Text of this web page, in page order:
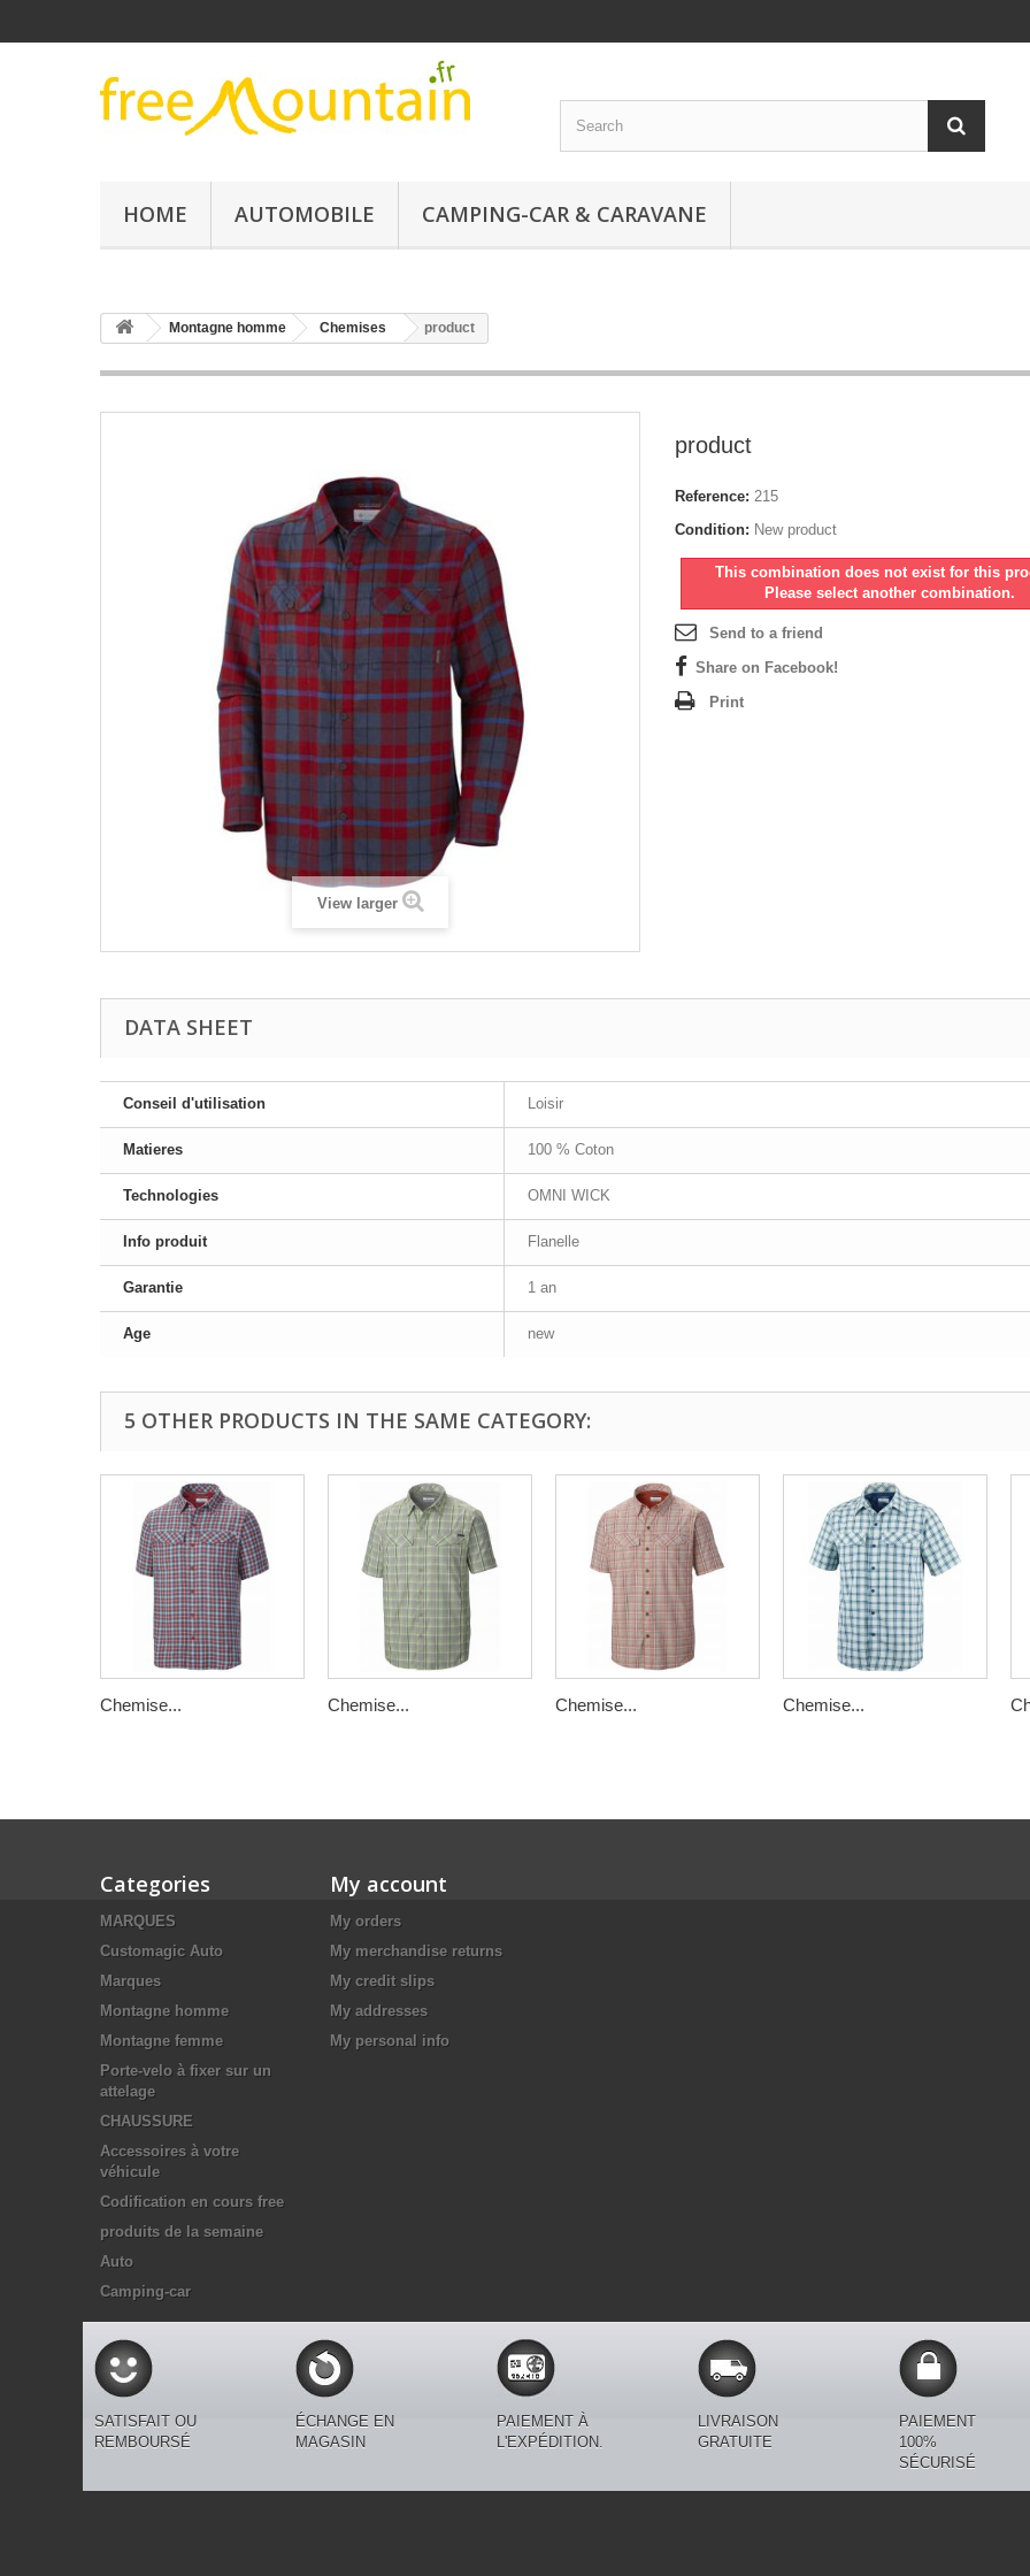
HOME AUTOMOBILE CAMPING-CAR & CARAVANE
Montagne homme Chemises product
View larger
product
Reference: 215
Condition: New product
This combination does not exist for this
Please select another combination.
Send to a friend
Share on Facebook!
Print
DATA SHEET
Conseil d'utilisation Loisir
Matieres 100 % Coton
Technologies OMNI WICK
Info produit Flanelle
Garantie 1 an
Age new
5 OTHER PRODUCTS IN THE SAME CATEGORY:
Chemise... Chemise... Chemise... Chemise...
Categories
MARQUES
Customagic Auto
Marques
Montagne homme
Montagne femme
Porte-velo à fixer sur un
attelage
CHAUSSURE
Accessoires à votre
véhicule
Codification en cours free
produits de la semaine
Auto
Camping-car
My account
My orders
My merchandise returns
My credit slips
My addresses
My personal info
SATISFAIT OU
REMBOURSÉ
ÉCHANGE EN
MAGASIN
PAIEMENT À
L'EXPÉDITION.
LIVRAISON
GRATUITE
PAIEMENT
100%
SÉCURISÉ